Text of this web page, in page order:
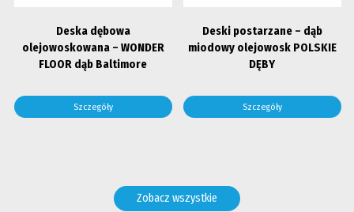
Deska dębowa
olejowoskowana – WONDER
FLOOR dąb Baltimore
Szczegóły
Deski postarzane – dąb
miodowy olejowosk POLSKIE
DĘBY
Szczegóły
Zobacz wszystkie